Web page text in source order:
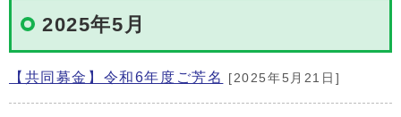
2025年5月
【共同募金】令和6年度ご芳名 [2025年5月21日]